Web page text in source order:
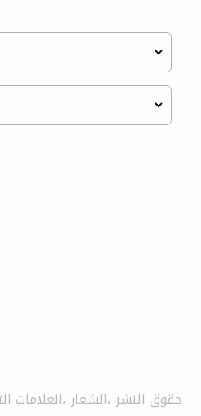
حقوق النشر ،الشعار ،العلامات